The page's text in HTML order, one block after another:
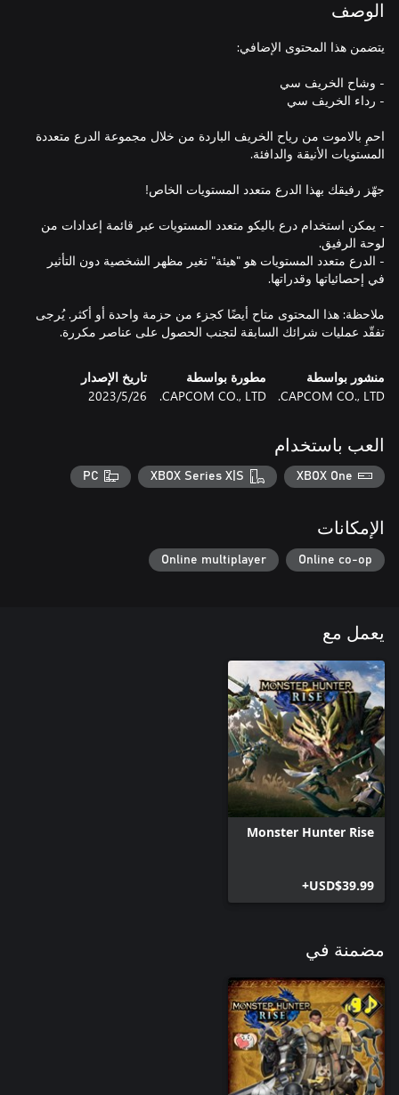
الوصف
احمِ بالاموت من رياح الخريف الباردة من خلال مجموعة الدرع متعددة
- يمكن استخدام درع باليكو متعدد المستويات عبر قائمة إعدادات من
- الدرع متعدد المستويات هو "هيئة" تغير مظهر الشخصية دون التأثير
ملاحظة: هذا المحتوى متاح أيضًا كجزء من حزمة واحدة أو أكثر. يُرجى
تفقّد عمليات شرائك السابقة لتجنب الحصول على عناصر مكررة.
منشور بواسطة
CAPCOM CO., LTD.
مطورة بواسطة
CAPCOM CO., LTD.
تاريخ الإصدار
26‏/5‏/2023
العب باستخدام
XBOX One
XBOX Series X|S
PC
الإمكانات
Online co-op
Online multiplayer
يعمل مع
Monster Hunter Rise
USD$39.99+
مضمنة في